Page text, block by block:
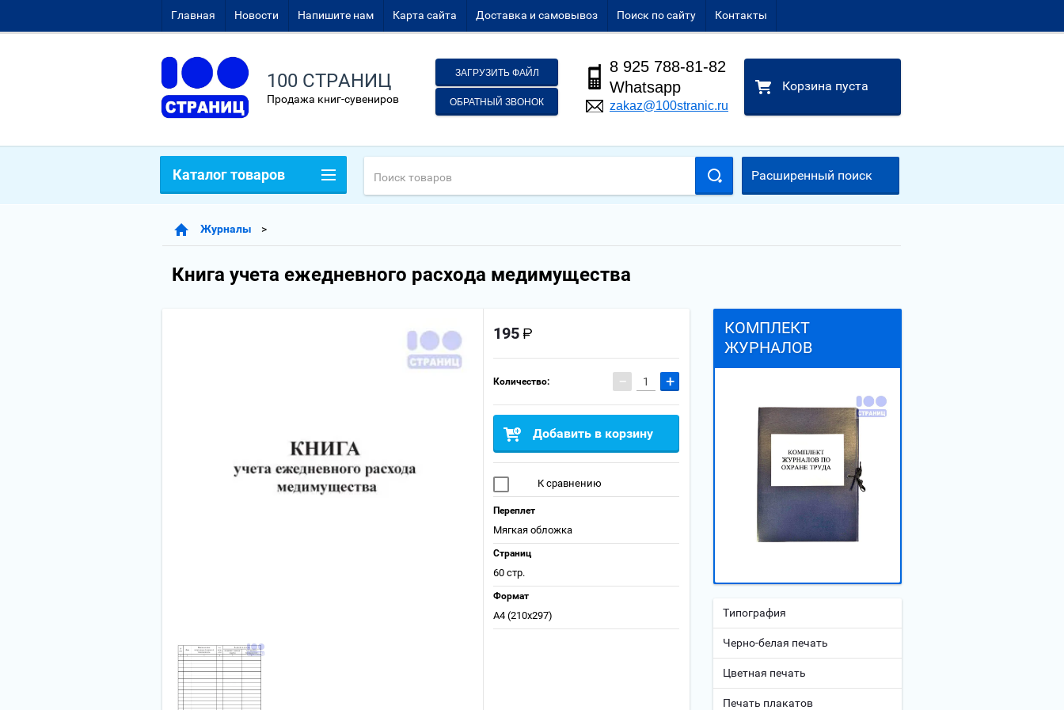
Главная Новости Напишите нам Карта сайта Доставка и самовывоз Поиск по сайту Контакты
100 СТРАНИЦ
Продажа книг-сувениров
ЗАГРУЗИТЬ ФАЙЛ
ОБРАТНЫЙ ЗВОНОК
8 925 788-81-82
Whatsapp
zakaz@100stranic.ru
Корзина пуста
Расширенный поиск
Журналы
Книга учета ежедневного расхода медимущества
195
Количество: − +
Добавить в корзину
К сравнению
Переплет
Мягкая обложка
Страниц
60 стр.
Формат
А4 (210x297)
Каталог товаров
КОМПЛЕКТ
ЖУРНАЛОВ
Типография
Черно-белая печать
Цветная печать
Печать плакатов